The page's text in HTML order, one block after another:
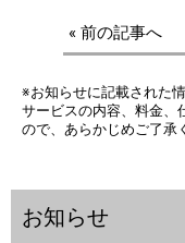
« 前の記事へ
※お知らせに記載された
サービスの内容、料金、
ので、あらかじめご了承
お知らせ